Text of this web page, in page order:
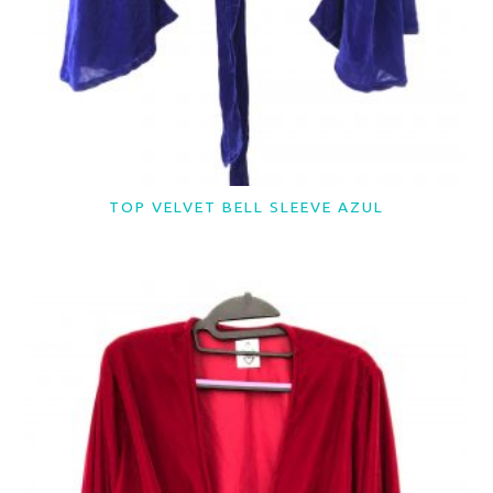
LER MAIS
TOP VELVET BELL SLEEVE AZUL